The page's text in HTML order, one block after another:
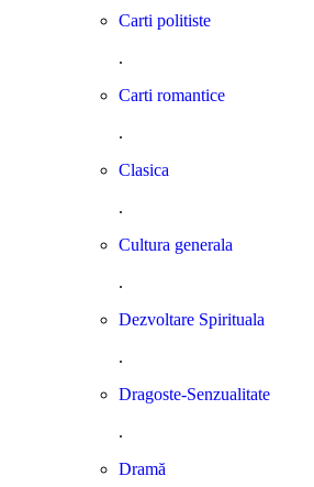
Carti politiste
.
Carti romantice
.
Clasica
.
Cultura generala
.
Dezvoltare Spirituala
.
Dragoste-Senzualitate
.
Dramă